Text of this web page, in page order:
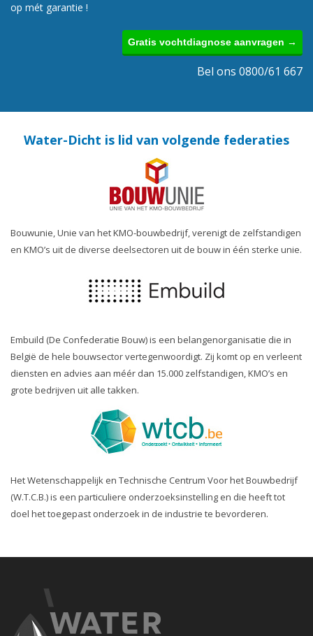
op mét garantie !
Gratis vochtdiagnose aanvragen →
Bel ons 0800/61 667
Water-Dicht is lid van volgende federaties
Bouwunie, Unie van het KMO-bouwbedrijf, verenigt de zelfstandigen
en KMO’s uit de diverse deelsectoren uit de bouw in één sterke unie.
Embuild (De Confederatie Bouw) is een belangenorganisatie die in
België de hele bouwsector vertegenwoordigt. Zij komt op en verleent
diensten en advies aan méér dan 15.000 zelfstandigen, KMO’s en
grote bedrijven uit alle takken.
Het Wetenschappelijk en Technische Centrum Voor het Bouwbedrijf
(W.T.C.B.) is een particuliere onderzoeksinstelling en die heeft tot
doel het toegepast onderzoek in de industrie te bevorderen.